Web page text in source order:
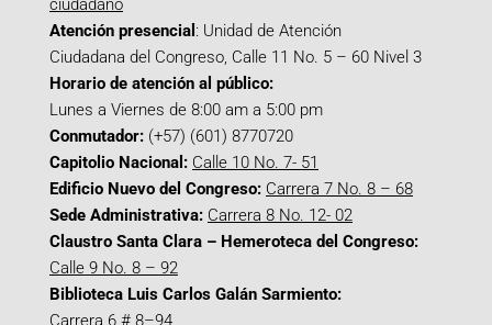
ciudadano
Atención presencial : Unidad de Atención
Ciudadana del Congreso, Calle 11 No. 5 – 60 Nivel 3
Horario de atención al público:
Lunes a Viernes de 8:00 am a 5:00 pm
Conmutador: (+57) (601) 8770720
Capitolio Nacional: Calle 10 No. 7- 51
Edificio Nuevo del Congreso: Carrera 7 No. 8 – 68
Sede Administrativa: Carrera 8 No. 12- 02
Claustro Santa Clara – Hemeroteca del Congreso:
Calle 9 No. 8 – 92
Biblioteca Luis Carlos Galán Sarmiento:
Carrera 6 # 8–94